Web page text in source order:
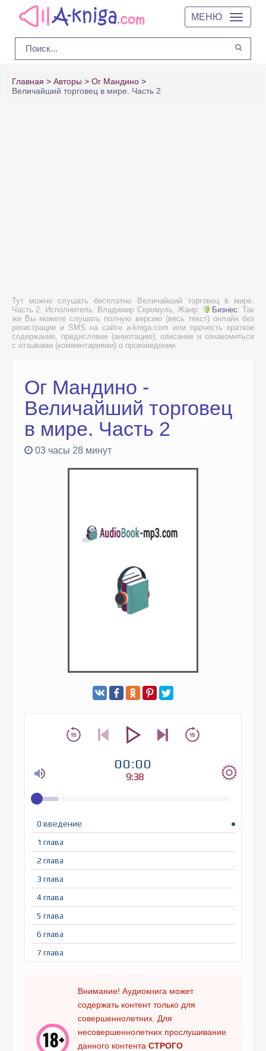
МЕНЮ
Главная Авторы
Ог Мандино
Величайший торговец в мире. Часть 2
Тут можно слушать бесплатно Величайший торговец в мире.
Часть 2. Исполнитель: Владимир Скромуль, Жанр:
Бизнес. Так
же Вы можете слушать полную версию (весь текст) онлайн без
регистрации и SMS на сайте a-kniga.com или прочесть краткое
содержание, предисловие (аннотацию), описание и ознакомиться
с отзывами (комментариями) о произведении.
Ог Мандино -
Величайший торговец
в мире. Часть 2
03 часы 28 минут
00:00
9:38
0 введение
1 глава
2 глава
3 глава
4 глава
5 глава
6 глава
7 глава
11 глава
12 глава
Внимание! Аудиокнига может
содержать контент только для
совершеннолетних. Для
несовершеннолетних прослушивание
данного контента СТРОГО